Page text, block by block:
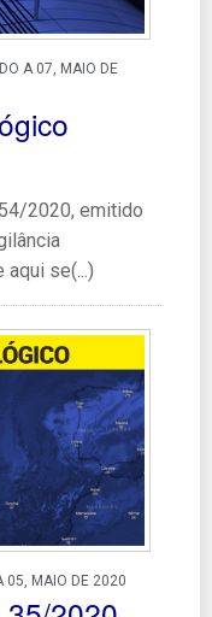
A 07, MAIO DE
2020, emitido
se(...)
05, MAIO DE 2020